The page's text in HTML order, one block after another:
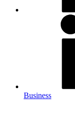
Business